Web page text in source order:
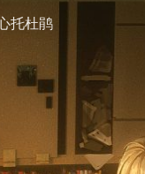
托杜鹃